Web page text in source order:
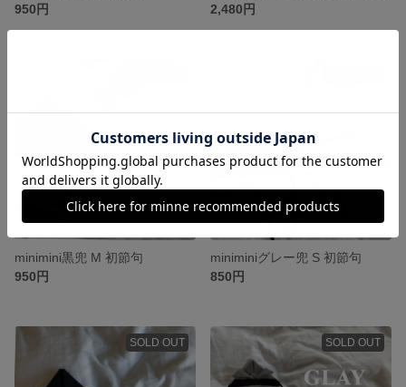
950円
2,480円
minimini黒兜 M 初節句
950円
miniminiグレー兜 S 初節句
850円
SOLD OUT SOLD OUT